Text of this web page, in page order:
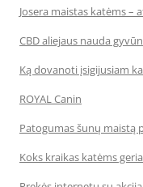
Josera maistas katėms –
CBD aliejaus nauda
Ką dovanoti įsigijusiam
ROYAL Canin
Patogumas šunų maistą
Koks kraikas katėms